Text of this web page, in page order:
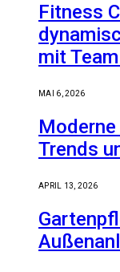
Fitness
mit
MAI 6, 2026
Trends
APRIL 13, 2026